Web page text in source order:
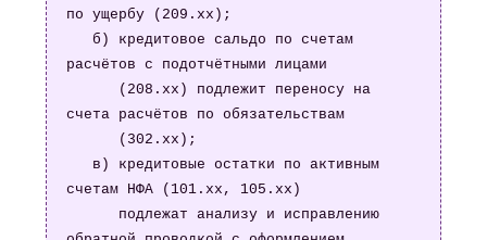
по ущербу (209.хх);
расчётов с подотчётными лицами
счета расчётов по обязательствам
счетам НФА (101.хх, 105.хх)